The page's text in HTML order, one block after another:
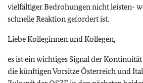
vielfältiger Bedrohungen nicht leisten-
schnelle Reaktion gefordert ist.
Liebe Kolleginnen und Kollegen,
es ist ein wichtiges Signal der
die künftigen Vorsitze Österreich und